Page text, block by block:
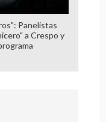
Panelistas
a Crespo y